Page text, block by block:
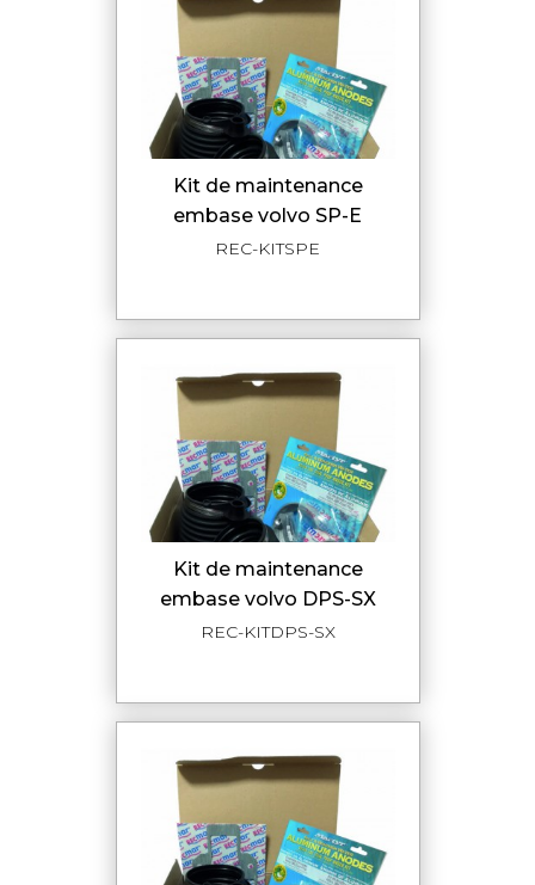
kit de maintenance
embase volvo SP-E
REC-KITSPE
kit de maintenance
embase volvo DPS-SX
REC-KITDPS-SX